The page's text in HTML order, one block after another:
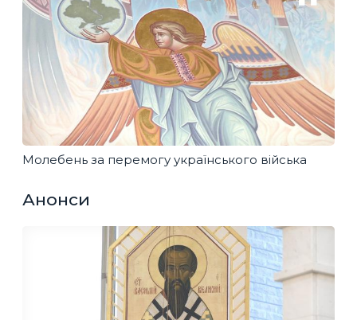
Молебень за перемогу українського війська
Анонси